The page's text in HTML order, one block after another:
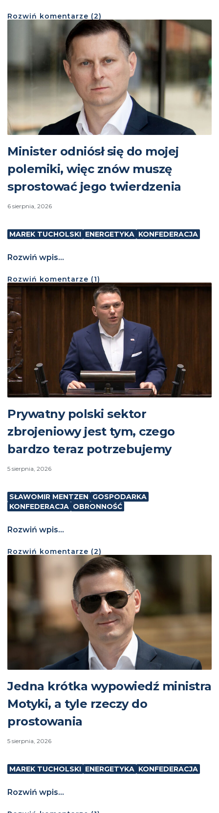
Rozwiń komentarze (2)
Minister odniósł się do mojej
polemiki, więc znów muszę
sprostować jego twierdzenia
6 sierpnia, 2026
MAREK TUCHOLSKI ENERGETYKA KONFEDERACJA
Rozwiń wpis...
Rozwiń komentarze (1)
Prywatny polski sektor
zbrojeniowy jest tym, czego
bardzo teraz potrzebujemy
5 sierpnia, 2026
SŁAWOMIR MENTZEN GOSPODARKA
KONFEDERACJA OBRONNOŚĆ
Rozwiń wpis...
Rozwiń komentarze (2)
Jedna krótka wypowiedź ministra
Motyki, a tyle rzeczy do
prostowania
5 sierpnia, 2026
MAREK TUCHOLSKI ENERGETYKA KONFEDERACJA
Rozwiń wpis...